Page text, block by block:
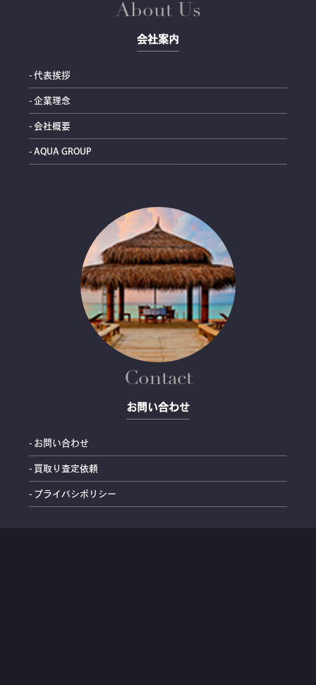
About Us
会社案内
- 代表挨拶
- 企業理念
- 会社概要
- AQUA GROUP
Contact
お問い合わせ
- お問い合わせ
- 買取り査定依頼
- プライバシポリシー